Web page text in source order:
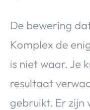
De bewering
Komplex de
is niet waar. Je
resultaat
gebruikt. Er zijn